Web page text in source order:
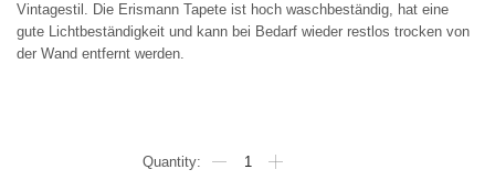
Vintagestil. Die Erismann Tapete ist hoch waschbeständig, hat eine
gute Lichtbeständigkeit und kann bei Bedarf wieder restlos trocken von
der Wand entfernt werden.